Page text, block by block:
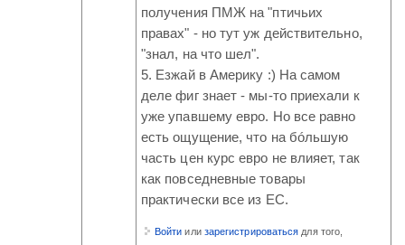
получения ПМЖ на "птичьих
правах" - но тут уж действительно,
"знал, на что шел".
5. Езжай в Америку :) На самом
деле фиг знает - мы-то приехали к
уже упавшему евро. Но все равно
есть ощущение, что на бóльшую
часть цен курс евро не влияет, так
как повседневные товары
практически все из ЕС.
Войти или зарегистрироваться для того,